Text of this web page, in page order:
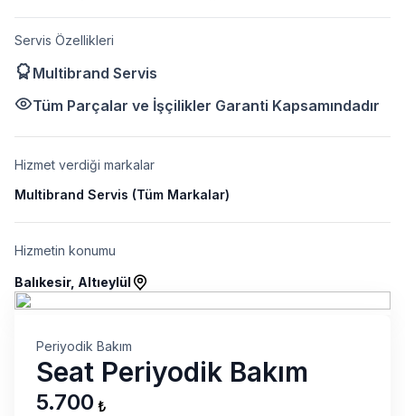
Servis Özellikleri
Multibrand Servis
Tüm Parçalar ve İşçilikler Garanti Kapsamındadır
Hizmet verdiği markalar
Multibrand Servis (Tüm Markalar)
Hizmetin konumu
Balıkesir, Altıeylül
Periyodik Bakım
Seat Periyodik Bakım
5.700 ₺